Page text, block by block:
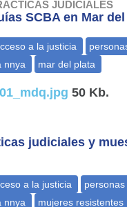
JUDICIALES
SCBA en Mar
50 Kb.
judiciales y